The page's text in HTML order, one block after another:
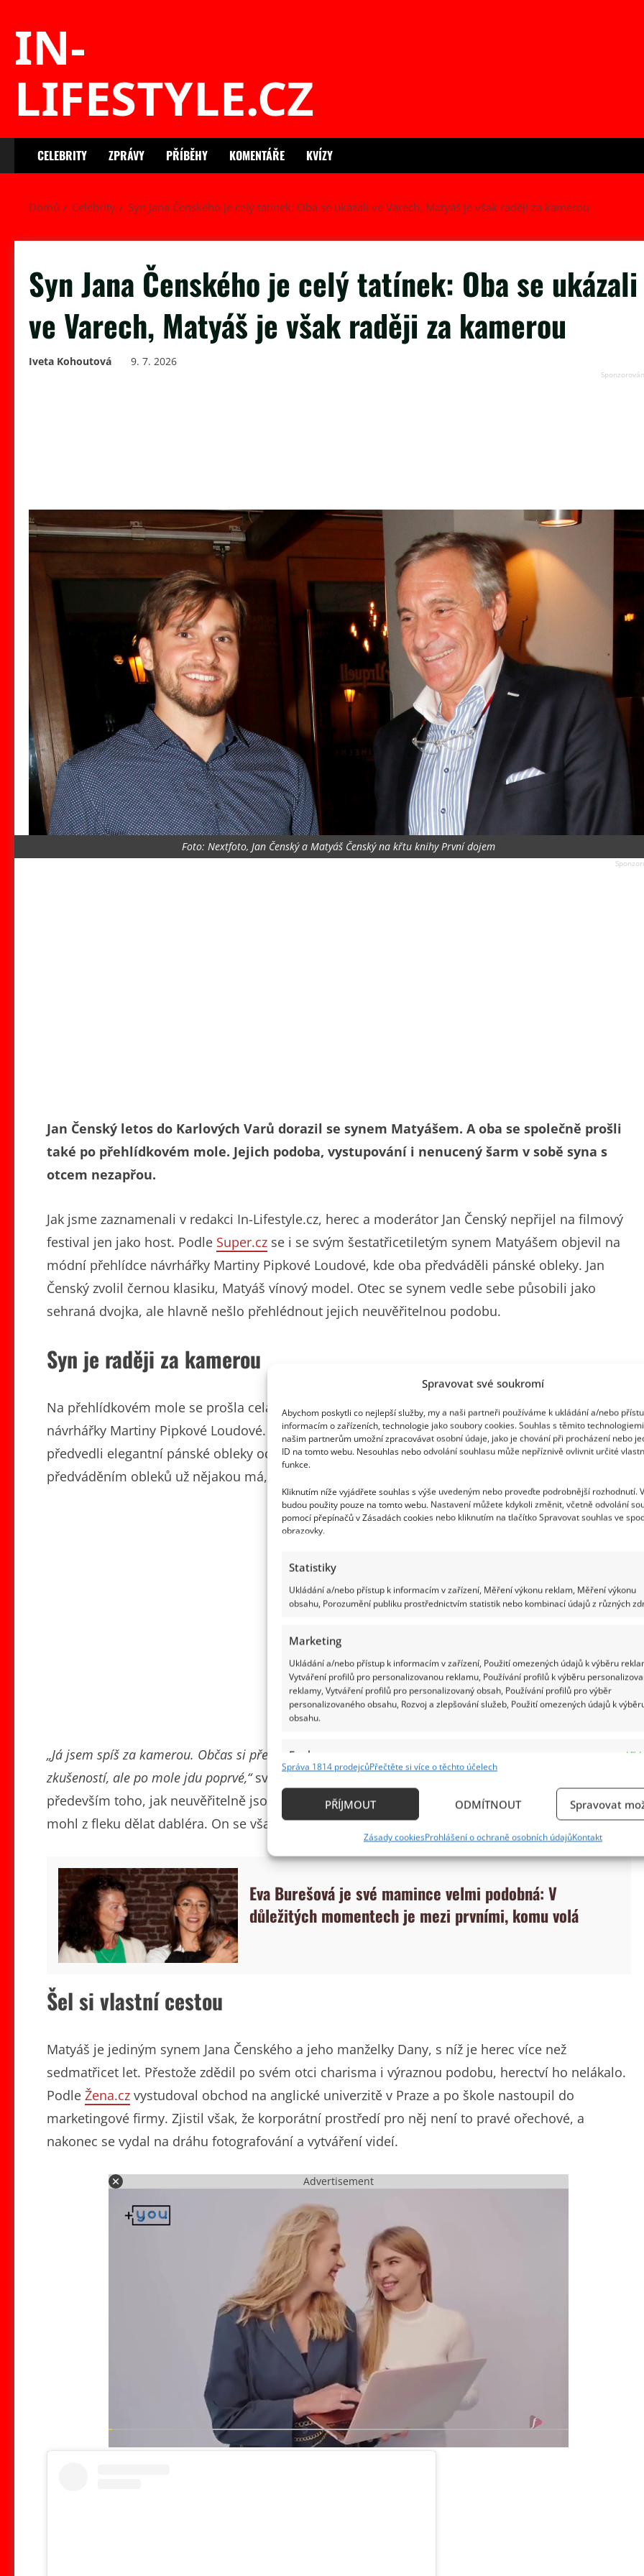
Spravovat své soukromí
Abychom poskytli co nejlepší služby, my a naši partneři používáme k ukládání a/nebo
informacím o zařízeních, technologie jako soubory cookies. Souhlas s těmito
našim partnerům umožní zpracovávat osobní údaje, jako je chování při procházení nebo
ID na tomto webu. Nesouhlas nebo odvolání souhlasu může nepříznivě ovlivnit určité
funkce.
Kliknutím níže vyjádřete souhlas s výše uvedeným nebo proveďte podrobnější rozhodnutí.
budou použity pouze na tomto webu. Nastavení můžete kdykoli změnit, včetně odvolání
pomocí přepínačů v Zásadách cookies nebo kliknutím na tlačítko Spravovat souhlas ve
obrazovky.
Statistiky
Ukládání a/nebo přístup k informacím v zařízení, Měření výkonu reklam, Měření výkonu
obsahu, Porozumění publiku prostřednictvím statistik nebo kombinací údajů z různých
Marketing
Ukládání a/nebo přístup k informacím v zařízení, Použití omezených údajů k výběru
Vytváření profilů pro personalizovanou reklamu, Používání profilů k výběru
reklamy, Vytváření profilů pro personalizovaný obsah, Používání profilů pro výběr
personalizovaného obsahu, Rozvoj a zlepšování služeb, Použití omezených údajů k
obsahu.
Funkce
Identifikace zařízení na základě automaticky přenášených informací.
základě aktivně vyžádaných informací.
Zajištění bezpečnosti, předcházení a zjišťování podvodů a
odstraňování chyb, Poskytování a zobrazování reklamy a
obsahu, Ukládání a sdělování voleb ochrany osobních údajů.
Správa 1814 prodejcůPřečtěte si více o těchto účelech
PŘÍJMOUT ODMÍTNOUT Spravovat
Zásady cookiesProhlášení o ochraně osobních údajůKontakt
IN-
LIFESTYLE.CZ
CELEBRITY ZPRÁVY PŘÍBĚHY KOMENTÁŘE KVÍZY
Domů Celebrity Syn Jana Čenského je celý tatínek: Oba se ukázali ve Varech, Matyáš je však raději za kamerou
Syn Jana Čenského je celý tatínek: Oba se ukázali
ve Varech, Matyáš je však raději za kamerou
Iveta Kohoutová 9. 7. 2026
Foto: Nextfoto, Jan Čenský a Matyáš Čenský na křtu knihy První dojem
Jan Čenský letos do Karlových Varů dorazil se synem Matyášem. A oba se společně prošli
také po přehlídkovém mole. Jejich podoba, vystupování i nenucený šarm v sobě syna s
otcem nezapřou.
Jak jsme zaznamenali v redakci In-Lifestyle.cz, herec a moderátor Jan Čenský nepřijel na filmový
festival jen jako host. Podle Super.cz se i se svým šestatřicetiletým synem Matyášem objevil na
módní přehlídce návrhářky Martiny Pipkové Loudové, kde oba předváděli pánské obleky. Jan
Čenský zvolil černou klasiku, Matyáš vínový model. Otec se synem vedle sebe působili jako
sehraná dvojka, ale hlavně nešlo přehlédnout jejich neuvěřitelnou podobu.
Syn je raději za kamerou
Na přehlídkovém mole se prošla celá řada známých osobností, které předvedly modely od
návrhářky Martiny Pipkové Loudové. Nechyběl ani herec Jan Čenský se synem Matyášem, kteří
předvedli elegantní pánské obleky od značky Bandi. Zatímco herec přiznal, že zkušenost s
předváděním obleků už nějakou má, pro jeho syna to byla úplná premiéra.
„Já jsem spíš za kamerou. Občas si před kameru stoupnu, takže s modelingem mám trochu
zkušeností, ale po mole jdu poprvé,“svěřil se proLifee.cz. Návštěvníci i fotografové si všímali
především toho, jak neuvěřitelně jsou si podobní. Matyáš by svému otci v jeho mladších rolích
mohl z fleku dělat dabléra. On se však ve výběru povolání nepotatil.
Eva Burešová je své mamince velmi podobná: V
důležitých momentech je mezi prvními, komu volá
Šel si vlastní cestou
Matyáš je jediným synem Jana Čenského a jeho manželky Dany, s níž je herec více než
sedmatřicet let. Přestože zdědil po svém otci charisma i výraznou podobu, herectví ho nelákalo.
Podle Žena.cz vystudoval obchod na anglické univerzitě v Praze a po škole nastoupil do
marketingové firmy. Zjistil však, že korporátní prostředí pro něj není to pravé ořechové, a
nakonec se vydal na dráhu fotografování a vytváření videí.
Advertisement